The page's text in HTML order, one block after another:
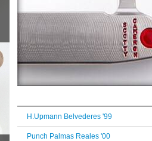
H.Upmann Belvederes '99
Punch Palmas Reales '00